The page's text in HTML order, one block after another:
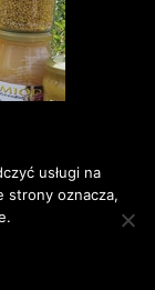
usługi na
strony oznacza,